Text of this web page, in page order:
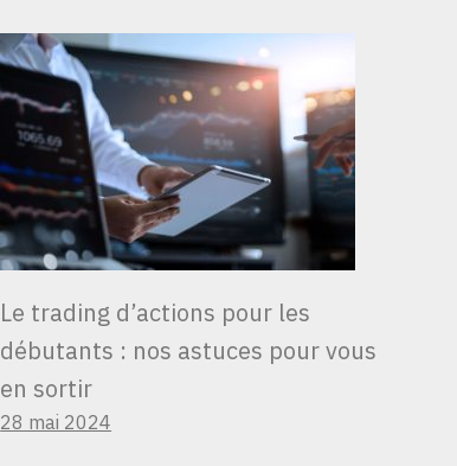
Le trading d’actions pour les
débutants : nos astuces pour vous
en sortir
28 mai 2024